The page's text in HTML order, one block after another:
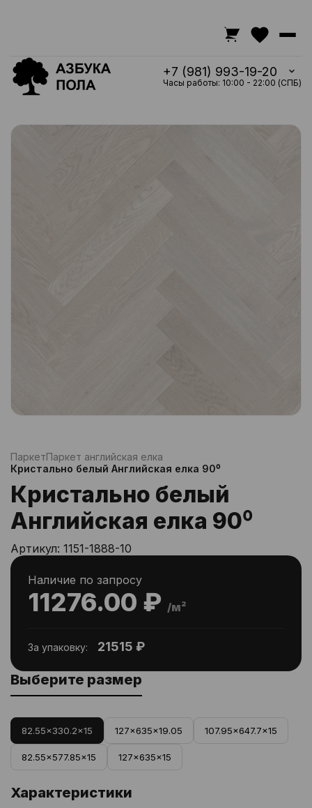
+7 (981) 993-19-20
Часы работы: 10:00 - 22:00 (СПБ)
ПаркетПаркет английская елка
Кристально белый Английская елка 90⁰
Кристально белый
Английская елка 90⁰
Артикул: 1151-1888-10
11276.00 ₽ /м²
Наличие по запросу
За упаковку: 21515 ₽
Выберите размер
82.55x330.2x15 127x635x19.05 107.95x647.7x15
82.55x577.85x15 127x635x15
Характеристики